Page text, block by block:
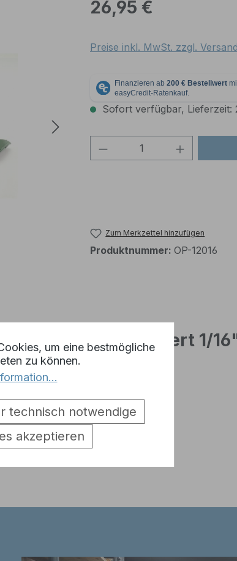
26,95 €
Preise inkl. MwSt. zzgl.
Sofort verfügbar, Lieferzeit:
Produkt Anzahl:
Zum Merkzettel hinzufügen
Produktnummer: OP-12016
unlackiert 1/
um eine bestmögliche
zu können.
technisch notwendige
akzeptieren